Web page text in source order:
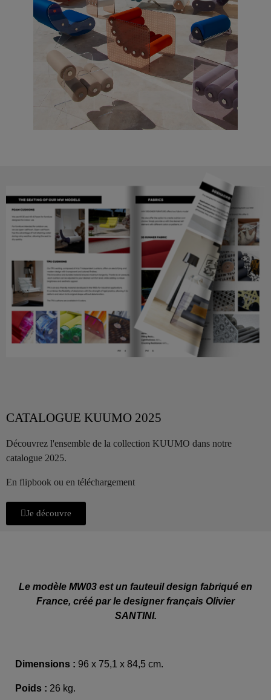
CATALOGUE KUUMO 2025
Découvrez l'ensemble de la collection KUUMO dans notre
catalogue 2025.
En flipbook ou en téléchargement
Je découvre
Le modèle MW03 est un fauteuil design fabriqué en
France, créé par le designer français Olivier
SANTINI.
Dimensions : 96 x 75,1 x 84,5 cm.
Poids : 26 kg.